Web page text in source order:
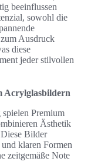
beeinflussen
sowohl die
Ausdruck
diese
jeder stilvollen
Acrylglasbildern
Premium
Ästhetik
Bilder
klaren Formen
zeitgemäße Note